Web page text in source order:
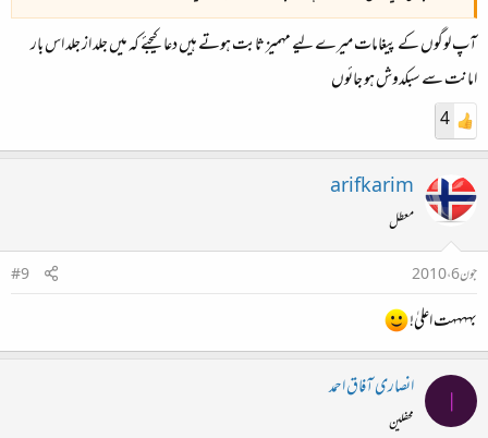
آپ لوگوں کے پیغامات میرے لیے مہمیز ثابت ہوتے ہیں دعا کیجئے کہ میں جلد از جلد اس بار
امانت سے سبکدوش ہو جائوں
4
arifkarim
معطل
جون 6، 2010
#9
بہہہہت اعلیٰ!
ا انصاری آفاق احمد
محفلین